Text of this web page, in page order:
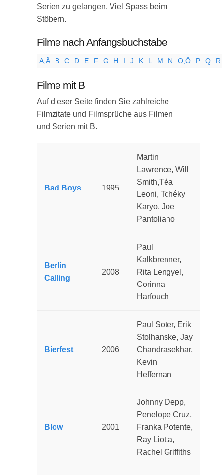
Serien zu gelangen. Viel Spass beim
Stöbern.
Filme nach Anfangsbuchstabe
A,Ä B C D E F G H I J K L M N O,Ö P Q R
Filme mit B
Auf dieser Seite finden Sie zahlreiche
Filmzitate und Filmsprüche aus Filmen
und Serien mit B.
Bad Boys 1995
Martin
Lawrence, Will
Smith,Téa
Leoni, Tchéky
Karyo, Joe
Pantoliano
Berlin
Calling
2008
Paul
Kalkbrenner,
Rita Lengyel,
Corinna
Harfouch
Bierfest 2006
Paul Soter, Erik
Stolhanske, Jay
Chandrasekhar,
Kevin
Heffernan
Blow 2001
Johnny Depp,
Penelope Cruz,
Franka Potente,
Ray Liotta,
Rachel Griffiths